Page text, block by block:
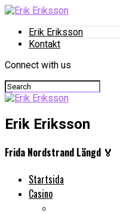
Erik Eriksson
Kontakt
Connect with us
Erik Eriksson
Frida Nordstrand Längd 🏅
Startsida
Casino